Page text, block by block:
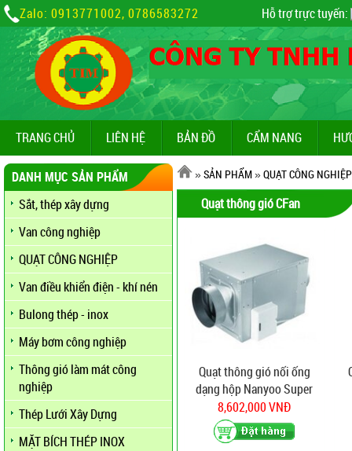
Zalo: 0913771002, 0786583272 Hỗ trợ trực tuyến:
TRANG CHỦ LIÊN HỆ BẢN ĐỒ CẨM NANG
DANH MỤC SẢN PHẨM
Sắt, thép xây dựng
Van công nghiệp
QUẠT CÔNG NGHIỆP
Van điều khiển điện - khí nén
Bulong thép - inox
Máy bơm công nghiệp
Thông gió làm mát công
nghiệp
Thép Lưới Xây Dựng
MẶT BÍCH THÉP INOX
»SẢN PHẨM»QUẠT CÔNG NGHIỆP
Quạt thông gió CFan
Quạt thông gió nối ống
dạng hộp Nanyoo Super
silence DPT25-76C
8,602,000 VNĐ